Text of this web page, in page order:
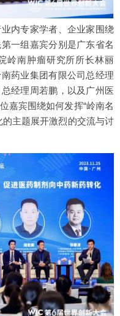
内专家学者、企业家围绕
一组嘉宾分别是广东省名
岭南肿瘤研究所所长林丽
药业集团有限公司总经理
经理周若鹏，以及广州医
嘉宾围绕如何发挥“岭南名
主题展开激烈的交流与讨